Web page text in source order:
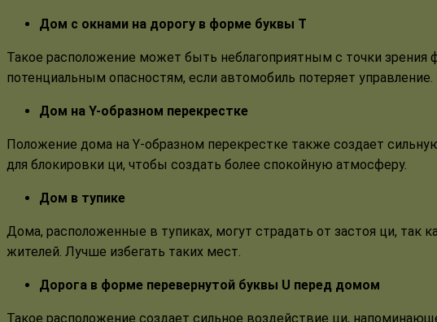
Дом с окнами на дорогу в форме буквы Т
Такое расположение может быть неблагоприятным с точки
потенциальным опасностям, если автомобиль потеряет
Дом на Y-образном перекрестке
Положение дома на Y-образном перекрестке также создает
для блокировки ци, чтобы создать более спокойную атмосферу.
Дом в тупике
Дома, расположенные в тупиках, могут страдать от застоя ци, так
жителей. Лучше избегать таких мест.
Дорога в форме перевернутой буквы U перед домом
Такое расположение создает сильное воздействие ци,